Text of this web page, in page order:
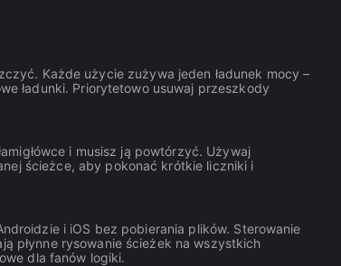
Każde użycie zużywa jeden ładunek mocy –
ładunki. Priorytetowo usuwaj przeszkody
i musisz ją powtórzyć. Używaj
ścieżce, aby pokonać krótkie liczniki i
i iOS bez pobierania plików. Sterowanie
płynne rysowanie ścieżek na wszystkich
dla fanów logiki.